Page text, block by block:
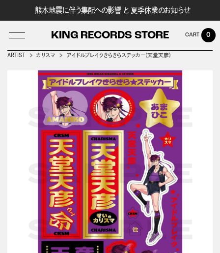
熊本地震に伴う集配への影響 と 夏季休業のお知らせ
KING RECORDS STORE
LOG IN
0
ARTIST カリスマ アイドルブレイクきらきらステッカー(天堂天彦)